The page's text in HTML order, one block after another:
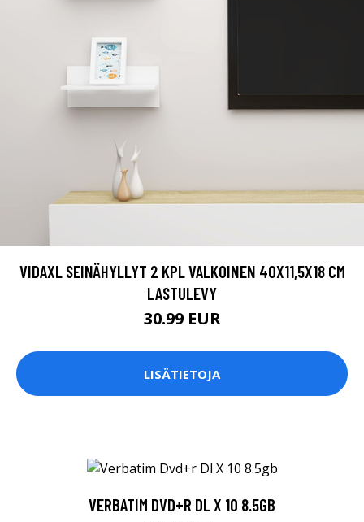
VIDAXL SEINÄHYLLYT 2 KPL VALKOINEN 40X11,5X18 CM
LASTULEVY
30.99 EUR
LISÄTIETOJA
VERBATIM DVD+R DL X 10 8.5GB